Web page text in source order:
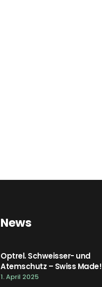
News
Optrel. Schweisser- und
Atemschutz – Swiss Made!
1. April 2025